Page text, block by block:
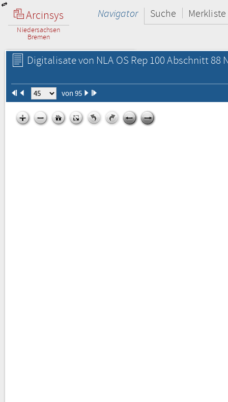
Arcinsys
Niedersachsen
Bremen
Navigator Suche Merkliste
Digitalisate von NLA OS Rep 100 Abschnitt 88
von 95